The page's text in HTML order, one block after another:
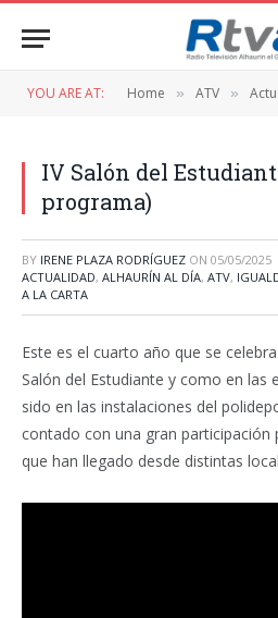
YOU ARE AT: Home » ATV »
IV Salón del
programa)
BY IRENE PLAZA RODRÍGUEZ ON 05/05/2025
ACTUALIDAD, ALHAURÍN AL DÍA, ATV,
A LA CARTA
Este es el cuarto año que se
Salón del Estudiante y como en las
sido en las instalaciones del
contado con una gran
que han llegado desde distintas